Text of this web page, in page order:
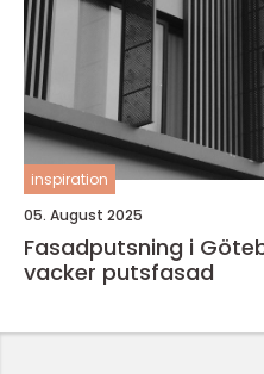
inspiration
05. August 2025
Fasadputsning i
vacker putsfasad